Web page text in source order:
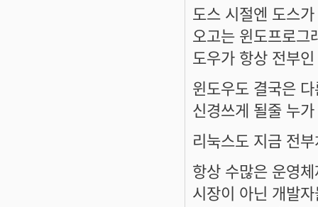
도스 시절엔 도스
오고는 윈도프로그
도우가 항상 전부
윈도우도 결국은
신경쓰게 될줄 누
리눅스도 지금 전
항상 수많은 운영
시장이 아닌 개발